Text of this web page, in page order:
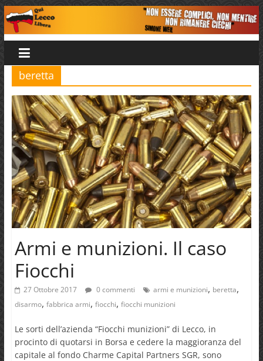
Salta
al
contenuto
Qui
Lecco
Libera
beretta
Armi e munizioni. Il caso
Fiocchi
27 Ottobre 2017 0 commenti armi e munizioni, beretta,
disarmo, fabbrica armi, fiocchi, fiocchi munizioni
Le sorti dell’azienda “Fiocchi munizioni” di Lecco, in
procinto di quotarsi in Borsa e cedere la maggioranza del
capitale al fondo Charme Capital Partners SGR, sono